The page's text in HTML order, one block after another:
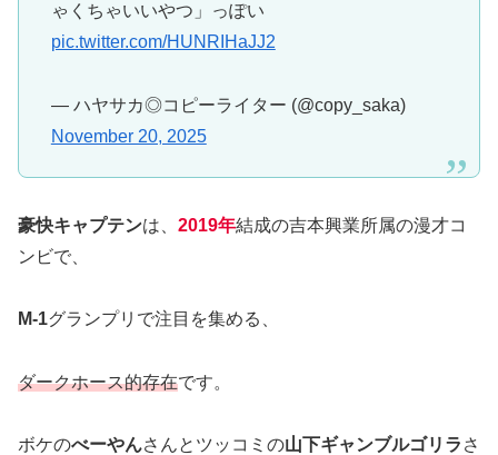
ゃくちゃいいやつ」っぽい
pic.twitter.com/HUNRIHaJJ2
— ハヤサカ◎コピーライター (@copy_saka)
November 20, 2025
豪快キャプテンは、 2019年結成の吉本興業所属の漫才コ
ンビで、
M-1グランプリで注目を集める、
ダークホース的存在です。
ボケのべーやんさんとツッコミの山下ギャンブルゴリラ さ